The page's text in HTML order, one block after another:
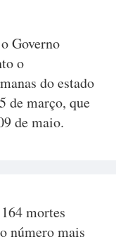
Governo
o
do estado
de março, que
de maio.
mortes
número mais